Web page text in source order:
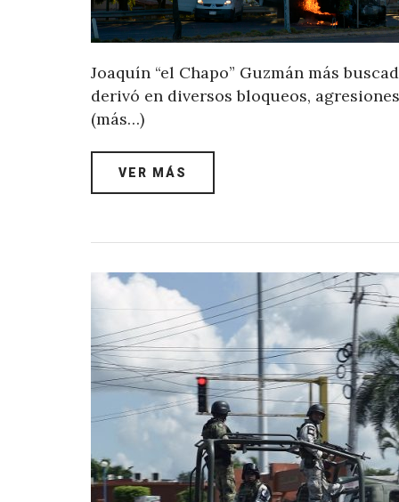
Joaquín “el Chapo” Guzmán más
derivó en diversos bloqueos,
(más…)
VER MÁS